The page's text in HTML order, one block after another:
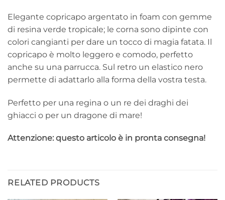
Elegante copricapo argentato in foam con gemme
di resina verde tropicale; le corna sono dipinte con
colori cangianti per dare un tocco di magia fatata. Il
copricapo è molto leggero e comodo, perfetto
anche su una parrucca. Sul retro un elastico nero
permette di adattarlo alla forma della vostra testa.
Perfetto per una regina o un re dei draghi dei
ghiacci o per un dragone di mare!
Attenzione: questo articolo è in pronta consegna!
RELATED PRODUCTS